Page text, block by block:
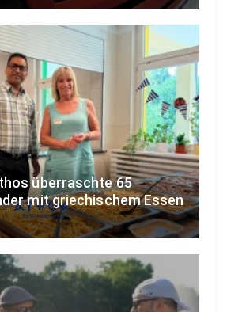
überraschte 65
mit griechischem Essen